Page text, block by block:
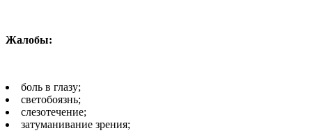
Жалобы:
боль в глазу;
светобоязнь;
слезотечение;
затуманивание зрения;